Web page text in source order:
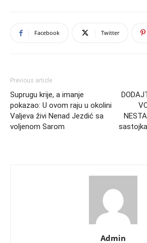
Facebook Twitter
Previous article
Suprugu krije, a imanje
pokazao: U ovom raju u okolini
Valjeva živi Nenad Jezdić sa
voljenom Sarom
Admin